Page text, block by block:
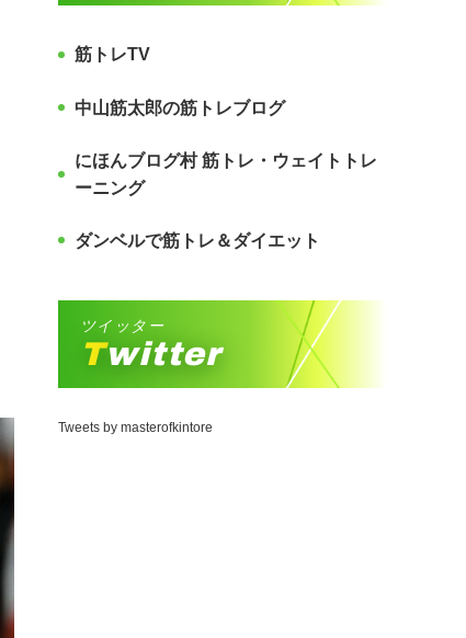
筋トレTV
中山筋太郎の筋トレブログ
にほんブログ村 筋トレ・ウェイトトレ
ーニング
ダンベルで筋トレ＆ダイエット
ツイッター
Twitter
Tweets by masterofkintore